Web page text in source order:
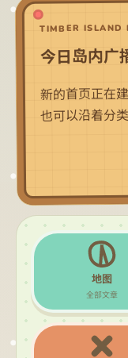
TIMBER ISLAND
今日岛内广
新的首页正在
也可以沿着分
地图
全部文章